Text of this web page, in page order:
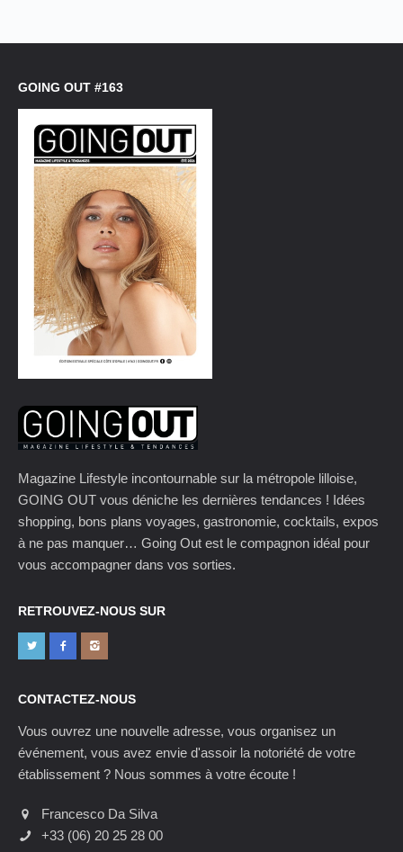
GOING OUT #163
Magazine Lifestyle incontournable sur la métropole lilloise,
GOING OUT vous déniche les dernières tendances ! Idées
shopping, bons plans voyages, gastronomie, cocktails, expos
à ne pas manquer… Going Out est le compagnon idéal pour
vous accompagner dans vos sorties.
RETROUVEZ-NOUS SUR
CONTACTEZ-NOUS
Vous ouvrez une nouvelle adresse, vous organisez un
événement, vous avez envie d'assoir la notoriété de votre
établissement ? Nous sommes à votre écoute !
Francesco Da Silva
+33 (06) 20 25 28 00